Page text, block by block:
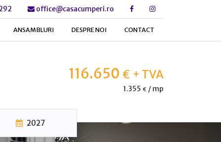
office@casacumperi.ro
ANSAMBLURI DESPRE NOI CONTACT
116.650 € + TVA
1.355 € / mp
2027